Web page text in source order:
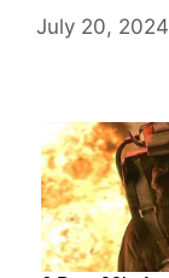
July 20, 2024